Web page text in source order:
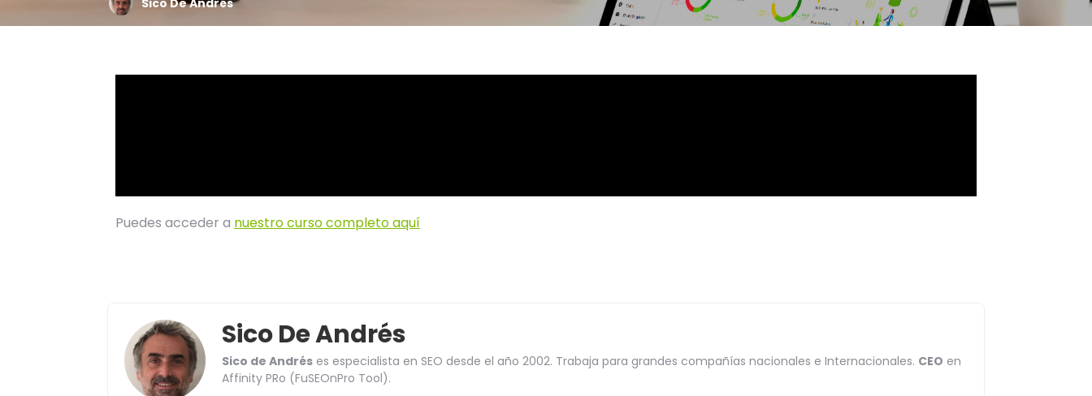
Puedes acceder a nuestro curso completo aquí
Sico De Andrés
Sico de Andrés es especialista en SEO desde el año 2002. Trabaja para grandes compañías nacionales e Internacionales. CEO en
Affinity PRo (FuSEOnPro Tool).